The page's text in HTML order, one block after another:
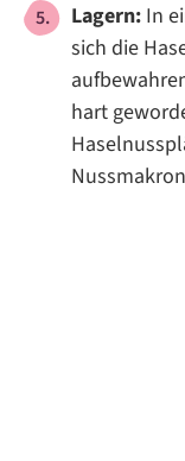
Lagern: In
sich die
hart